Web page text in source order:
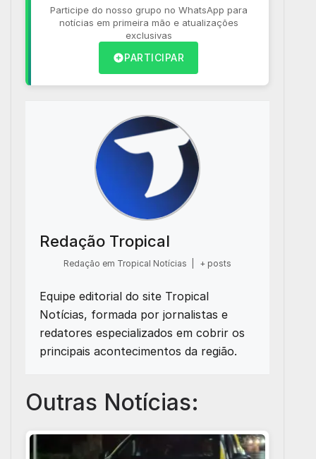
Participe do nosso grupo no WhatsApp para
notícias em primeira mão e atualizações
exclusivas
PARTICIPAR
Redação Tropical
Redação em Tropical Notícias + posts
Equipe editorial do site Tropical
Notícias, formada por jornalistas e
redatores especializados em cobrir os
principais acontecimentos da região.
Outras Notícias: